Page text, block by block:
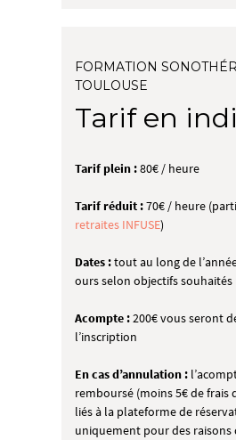
FORMATION
TOULOUSE
Tarif en
Tarif plein :80€ / heure
Tarif réduit :70€ / heure
retraites INFUSE)
Dates :tout au long de
ours selon objectifs souhaités
Acompte :200€ vous seront
l’inscription
En cas d’annulation :
remboursé (moins 5€ de frais
liés à la plateforme de
uniquement pour des raisons